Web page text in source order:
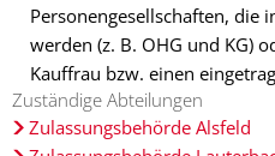
Personengesellschaften, die
werden (z. B. OHG und KG)
Kauffrau bzw. einen
Zuständige Abteilungen
Zulassungsbehörde Alsfeld